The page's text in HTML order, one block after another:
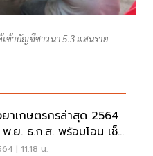
เข้าบัญชีชาวนา 5.3 แสนราย
ยาเกษตรกรล่าสุด 2564
.ย. ธ.ก.ส. พร้อมโอน เช็ค
| 11:18 น.